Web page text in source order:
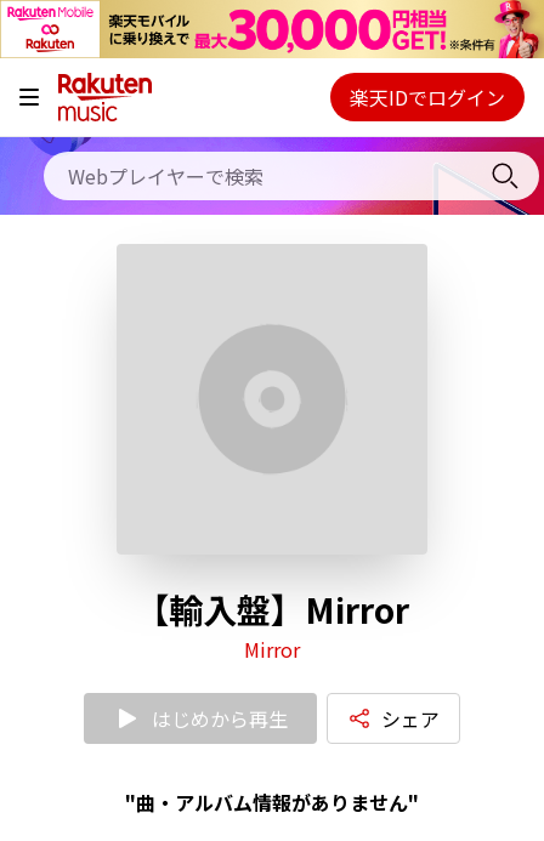
キャンペーン
料金プラン
使い方
Webプレイヤー
ご契約内容の確認・変更
楽天IDでログイン
【輸入盤】Mirror
Mirror
はじめから再生 シェア
"曲・アルバム情報がありません"